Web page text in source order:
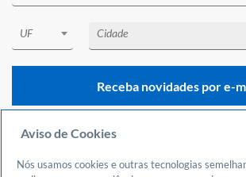
UF Cidade
Receba novidades por e-
Aviso de Cookies
Nós usamos cookies e outras tecnologias